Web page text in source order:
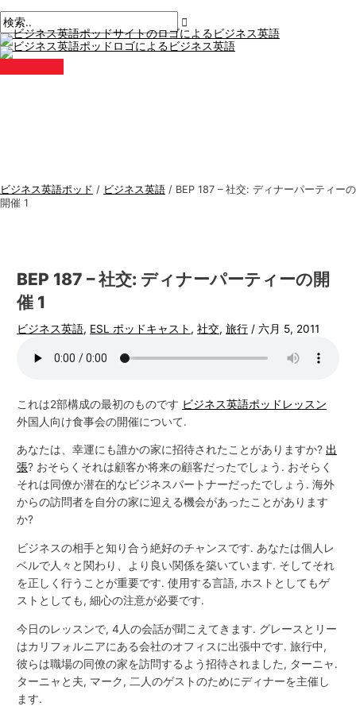
ン
テ
ン
ツ
イ
メ
ニ
ュ
ビジネス英語ポッド / ビジネス英語 / BEP 187 – 社交: ディナーパーティーの
開催 1
BEP 187 – 社交: ディナーパーティーの開
催 1
ビジネス英語, ESL ポッドキャスト ,社交,旅行 /六月 5, 2011
これは2部構成の最初のものです ビジネス英語ポッドレッスン
外国人向け食事会の開催について.
あなたは、幸運にも誰かの家に招待されたことがありますか?出
張? おそらくそれは顧客か将来の顧客だったでしょう. おそらく
それは同僚か潜在的なビジネスパートナーだったでしょう. 海外
からの訪問者を自分の家に迎える機会があったことがあります
か?
ビジネスの相手と知り合う絶好のチャンスです. あなたは個人レ
ベルで人々と関わり、より良い関係を築いています. そしてそれ
を正しく行うことが重要です. 使用する言語, ホストとしてもゲ
ストとしても, 細心の注意が必要です.
今日のレッスンで, 4人の会話が聞こえてきます. グレースとリー
はカリフォルニアにある会社のオフィスに出張中です. 旅行中,
彼らは職場の同僚の家を訪問するよう招待されました, ターニャ.
ターニャと夫, マーク, 二人のゲストのためにディナーを主催し
ます.
ス
ト
ナ
ビ
こ
に
入
力。.
前
*
メ
ー
ル
*
ビ
ジ
ネ
ス
ク
検
索
す
る